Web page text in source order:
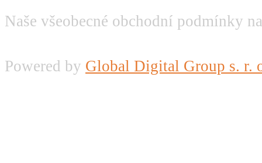
Naše všeobecné obchodní podmínky
Powered by Global Digital Group s. r.